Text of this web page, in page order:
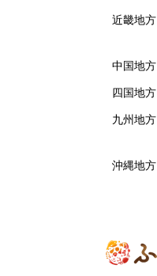
近畿地方
中国地方
四国地方
九州地方
沖縄地方